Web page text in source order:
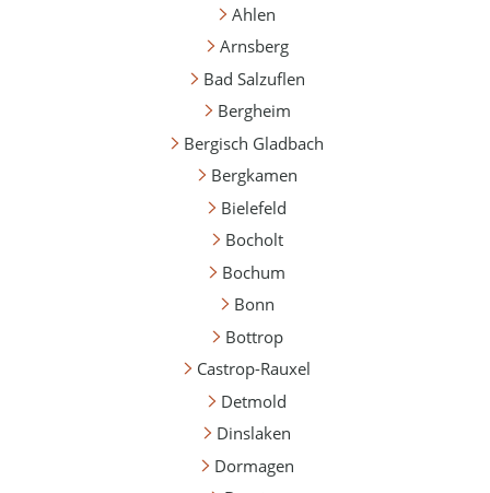
Ahlen
Arnsberg
Bad Salzuflen
Bergheim
Bergisch Gladbach
Bergkamen
Bielefeld
Bocholt
Bochum
Bonn
Bottrop
Castrop-Rauxel
Detmold
Dinslaken
Dormagen